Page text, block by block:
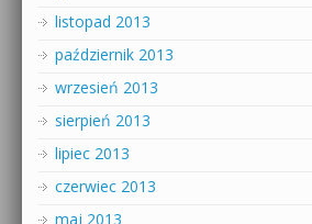
listopad 2013
październik 2013
wrzesień 2013
sierpień 2013
lipiec 2013
czerwiec 2013
maj 2013